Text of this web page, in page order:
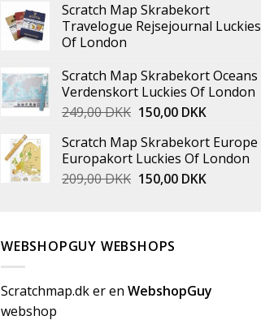
Scratch Map Skrabekort
Travelogue Rejsejournal Luckies
Of London
Scratch Map Skrabekort Oceans
Verdenskort Luckies Of London
249,00DKK 150,00 DKK
Scratch Map Skrabekort Europe
Europakort Luckies Of London
209,00DKK 150,00 DKK
WEBSHOPGUY WEBSHOPS
Scratchmap.dk er en WebshopGuy
webshop